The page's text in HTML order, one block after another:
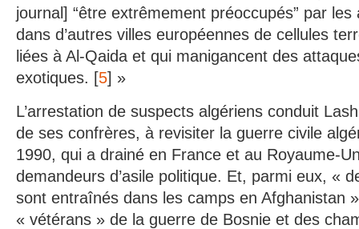
journal] “être extrêmement préoccupés” par
dans d’autres villes européennes de cellules
liées à Al-Qaida et qui manigancent des
exotiques. [5] »
L’arrestation de suspects algériens conduit
de ses confrères, à revisiter la guerre civile
1990, qui a drainé en France et au Royaume-
demandeurs d’asile politique. Et, parmi eux, «
sont entraînés dans les camps en Afghanistan
« vétérans » de la guerre de Bosnie et des